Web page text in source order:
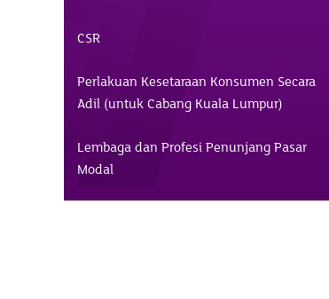
CSR
Perlakuan Kesetaraan Konsumen Secara
Adil (untuk Cabang Kuala Lumpur)
Lembaga dan Profesi Penunjang Pasar
Modal